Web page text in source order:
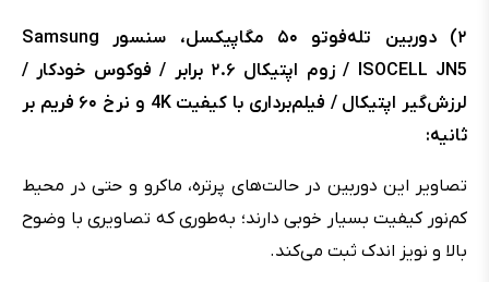
۲) دوربین تله‌فوتو ۵۰ مگاپیکسل، سنسور Samsung
ISOCELL JN5 / زوم اپتیکال ۲.۶ برابر / فوکوس خودکار /
لرزش‌گیر اپتیکال / فیلم‌برداری با کیفیت 4K و نرخ ۶۰ فریم بر
ثانیه:
تصاویر این دوربین در حالت‌های پرتره، ماکرو و حتی در محیط
کم‌نور کیفیت بسیار خوبی دارند؛ به‌طوری که تصاویری با وضوح
بالا و نویز اندک ثبت می‌کند.